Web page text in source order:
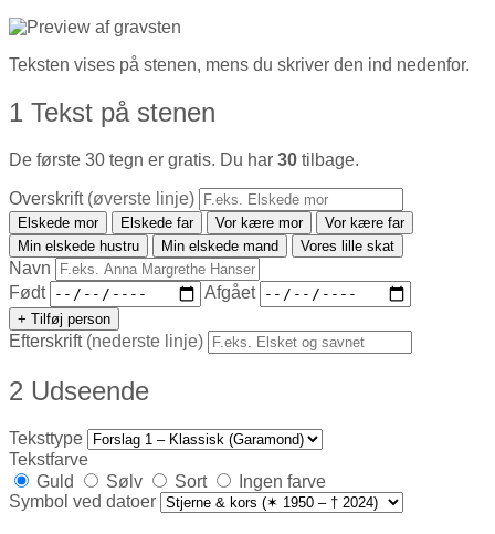
Teksten vises på stenen, mens du skriver den ind nedenfor.
1 Tekst på stenen
De første 30 tegn er gratis. Du har 30 tilbage.
Overskrift (øverste linje)
Elskede mor Elskede far Vor kære mor
Vor kære far
Min elskede hustru
Min elskede mand Vores lille skat
Navn
Født
Afgået
+ Tilføj person
Efterskrift (nederste linje)
2 Udseende
Teksttype
Tekstfarve
Guld
Sølv Sort
Ingen farve
Symbol ved datoer